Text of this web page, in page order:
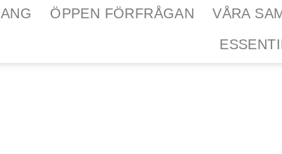
ÖPPEN FÖRFRÅGAN
VÅRA